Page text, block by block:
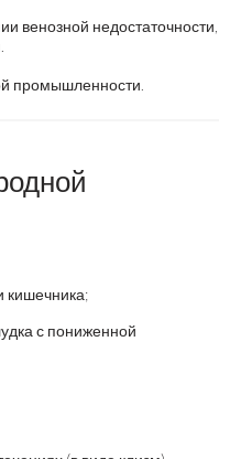
венозной недостаточности,
промышленности.
кишечника;
с пониженной